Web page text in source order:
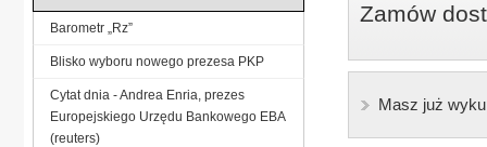
Zamów
Masz już
Barometr „Rz”
Blisko wyboru nowego prezesa PKP
Cytat dnia - Andrea Enria, prezes
Europejskiego Urzędu Bankowego EBA
(reuters)